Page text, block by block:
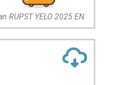
RUPST YELO 2025 EN